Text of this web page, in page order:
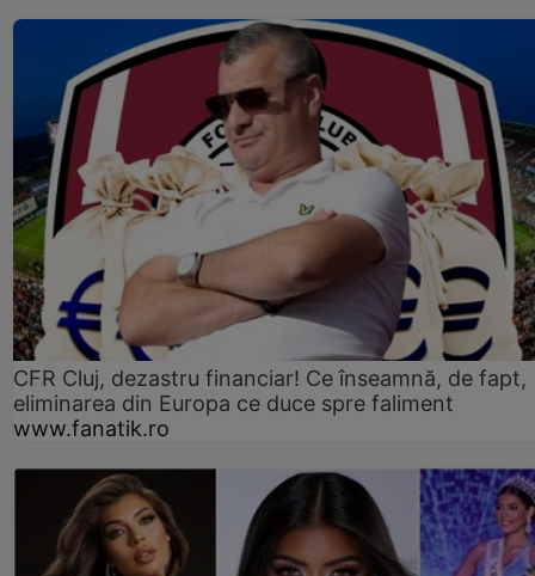
CFR Cluj, dezastru financiar! Ce înseamnă, de fapt,
eliminarea din Europa ce duce spre faliment
www.fanatik.ro